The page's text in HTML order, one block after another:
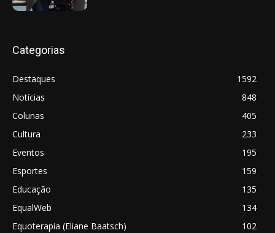
Categorias
Destaques
1592
Notícias
848
Colunas
405
Cultura
233
Eventos
195
Esportes
159
Educação
135
EqualWeb
134
Equoterapia (Eliane Baatsch)
102